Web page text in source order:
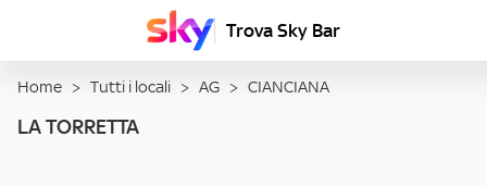
Trova Sky Bar
Home > Tutti i locali > AG > CIANCIANA
LA TORRETTA